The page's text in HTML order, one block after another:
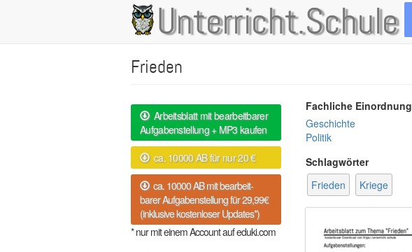
Unterricht.Schule
Main
navigation
Frieden
Arbeitsblatt mit bearbeitbarer
Aufgabenstellung + MP3 kaufen
ca. 10000 AB für nur 20 €
ca. 10000 AB mit bearbeit-
barer Aufgabenstellung für 29,99€
(inklusive kostenloser Updates*)
* nur mit einem Account auf eduki.com
Fachliche Einordnung
Geschichte
Politik
Schlagwörter
Frieden
Kriege